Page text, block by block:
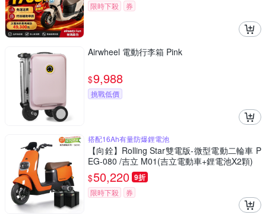
限時下殺
券
Airwheel 電動行李箱 Pink
$9,988
挑戰低價
搭配16Ah有量防爆鋰電池
【向銓】Rolling Star雙電版-微型電動二輪車 P
EG-080 /吉立 M01(吉立電動車+鋰電池X2顆)
$50,220 9折
限時下殺 券